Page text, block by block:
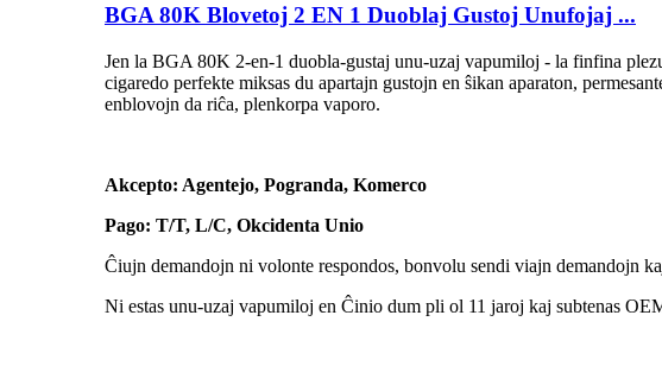
BGA 80K Blovetoj 2 EN 1 Duoblaj Gustoj Unufojaj ...
Jen la BGA 80K 2-en-1 duobla-gustaj unu-uzaj vapumiloj - la finfina
cigaredo perfekte miksas du apartajn gustojn en ŝikan aparaton,
enblovojn da riĉa, plenkorpa vaporo.
Akcepto: Agentejo, Pogranda, Komerco
Pago: T/T, L/C, Okcidenta Unio
Ĉiujn demandojn ni volonte respondos, bonvolu sendi viajn demandojn
Ni estas unu-uzaj vapumiloj en Ĉinio dum pli ol 11 jaroj kaj subtenas